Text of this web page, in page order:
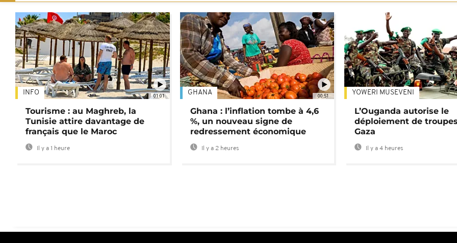
01:01
INFO
Tourisme : au Maghreb, la
Tunisie attire davantage de
français que le Maroc
Il y a 1 heure
00:51
GHANA
Ghana : l’inflation tombe à 4,6
%, un nouveau signe de
redressement économique
Il y a 2 heures
YOWERI MUSEVENI
L’Ouganda autorise le
déploiement de
Gaza
Il y a 4 heures